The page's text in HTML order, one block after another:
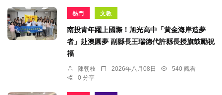
熱門 文教
南投青年躍上國際！旭光高中「黃金海岸造夢
者」赴澳圓夢 副縣長王瑞德代許縣長授旗鼓勵祝
福
陳朝枝 2026年八月08日
540 觀看
0 分享